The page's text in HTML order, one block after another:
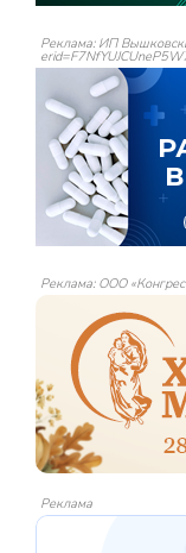
Реклама: ИП
Реклама: ООО
Реклама